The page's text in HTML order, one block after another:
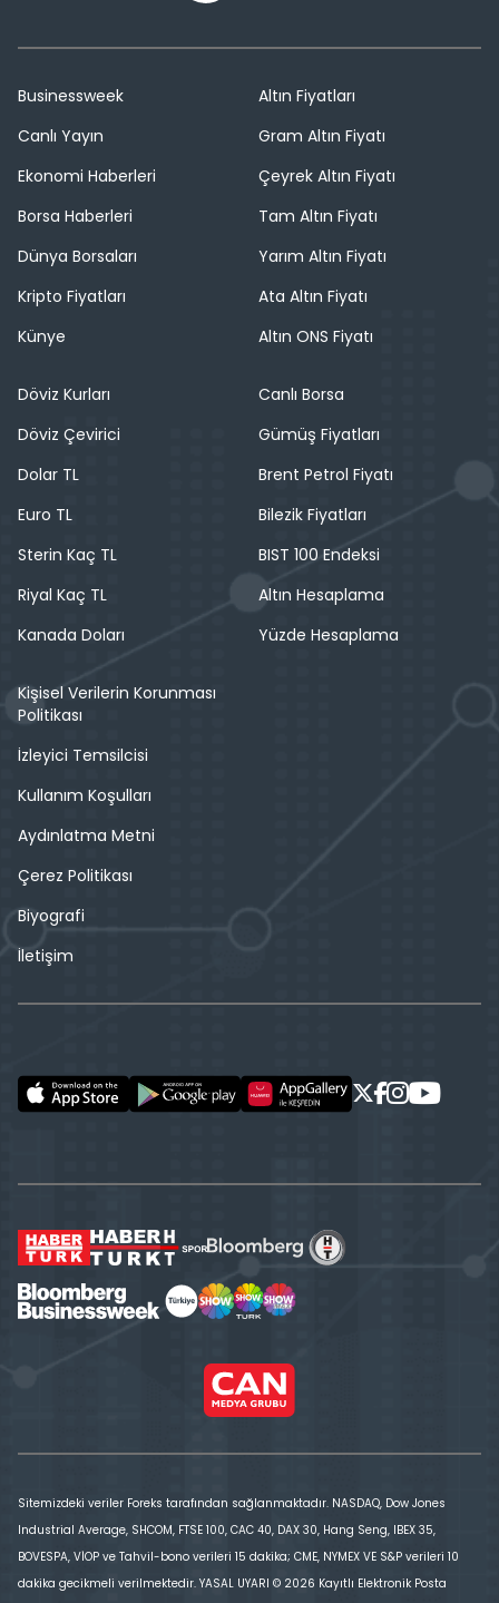
Businessweek
Canlı Yayın
Ekonomi Haberleri
Borsa Haberleri
Dünya Borsaları
Kripto Fiyatları
Künye
Altın Fiyatları
Gram Altın Fiyatı
Çeyrek Altın Fiyatı
Tam Altın Fiyatı
Yarım Altın Fiyatı
Ata Altın Fiyatı
Altın ONS Fiyatı
Döviz Kurları
Döviz Çevirici
Dolar TL
Euro TL
Sterin Kaç TL
Riyal Kaç TL
Kanada Doları
Canlı Borsa
Gümüş Fiyatları
Brent Petrol Fiyatı
Bilezik Fiyatları
BIST 100 Endeksi
Altın Hesaplama
Yüzde Hesaplama
Kişisel Verilerin Korunması
Politikası
İzleyici Temsilcisi
Kullanım Koşulları
Aydınlatma Metni
Çerez Politikası
Biyografi
İletişim
Sitemizdeki veriler Foreks tarafından sağlanmaktadır. NASDAQ, Dow Jones
Industrial Average, SHCOM, FTSE 100, CAC 40, DAX 30, Hang Seng, IBEX 35,
BOVESPA, VİOP ve Tahvil-bono verileri 15 dakika; CME, NYMEX VE S&P verileri 10
dakika gecikmeli verilmektedir. YASAL UYARI © 2026 Kayıtlı Elektronik Posta